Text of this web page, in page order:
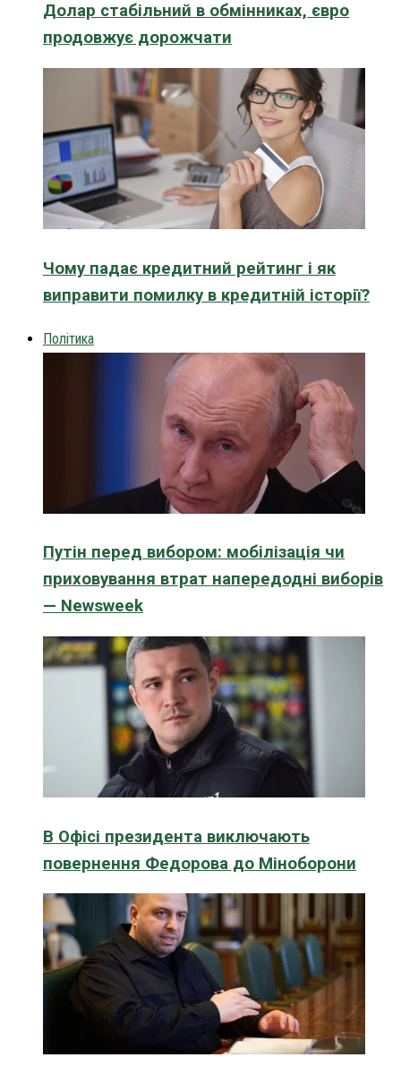
Долар стабільний в обмінниках, євро
продовжує дорожчати
Чому падає кредитний рейтинг і як
виправити помилку в кредитній історії?
Політика
Путін перед вибором: мобілізація чи
приховування втрат напередодні виборів
— Newsweek
В Офісі президента виключають
повернення Федорова до Міноборони